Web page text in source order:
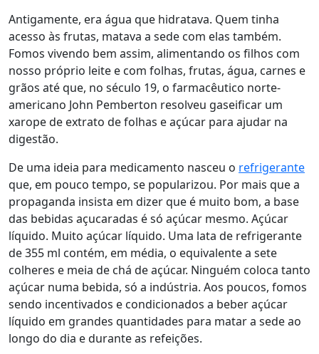
Antigamente, era água que hidratava. Quem tinha
acesso às frutas, matava a sede com elas também.
Fomos vivendo bem assim, alimentando os filhos com
nosso próprio leite e com folhas, frutas, água, carnes e
grãos até que, no século 19, o farmacêutico norte-
americano John Pemberton resolveu gaseificar um
xarope de extrato de folhas e açúcar para ajudar na
digestão.
De uma ideia para medicamento nasceu o refrigerante
que, em pouco tempo, se popularizou. Por mais que a
propaganda insista em dizer que é muito bom, a base
das bebidas açucaradas é só açúcar mesmo. Açúcar
líquido. Muito açúcar líquido. Uma lata de refrigerante
de 355 ml contém, em média, o equivalente a sete
colheres e meia de chá de açúcar. Ninguém coloca tanto
açúcar numa bebida, só a indústria. Aos poucos, fomos
sendo incentivados e condicionados a beber açúcar
líquido em grandes quantidades para matar a sede ao
longo do dia e durante as refeições.